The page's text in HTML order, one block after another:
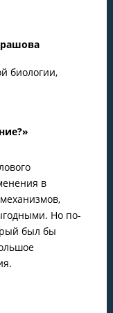
биологии,
в
Но по-
был бы